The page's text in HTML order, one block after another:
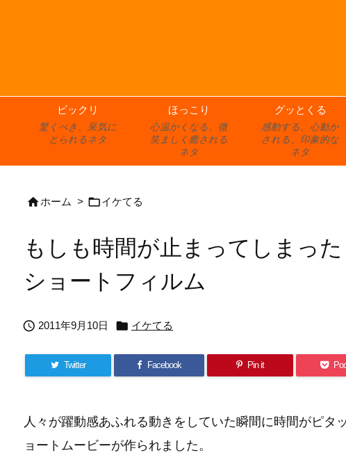
ビックリ
驚くべき、呆気に
とられるネタ
ほっこり
心温かくなる、微
笑ましく癒される
ネタ
グッとくる
感動する、心動か
される、印象的な
ネタ
ホーム > イケてる
もしも時間が止まってしまっ
ショートフィルム
 2011年9月10日  イケてる
Twitter Facebook Pin it
人々が躍動感あふれる動きをしていた瞬間に時間がピタ
ョートムービーが作られました。